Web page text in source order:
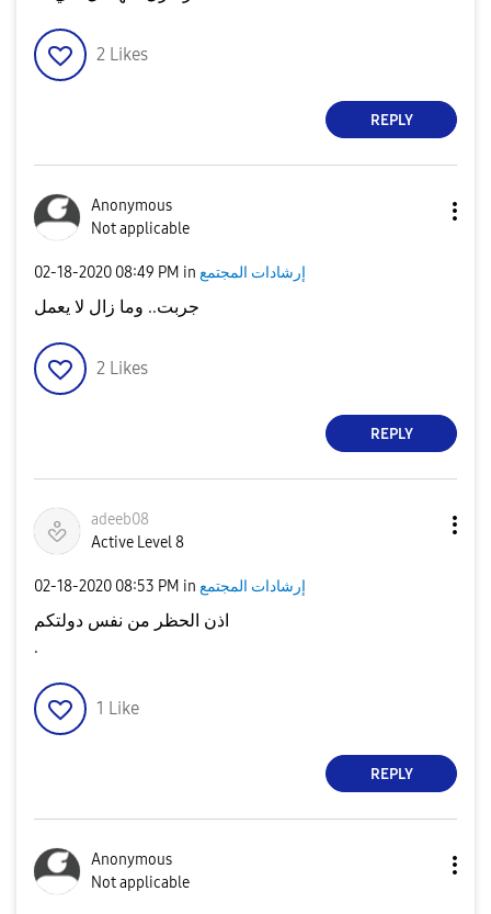
2 Likes
REPLY
Anonymous
Not applicable
‎02-18-2020 08:49 PM in إرشادات المجتمع
جربت.. وما زال لا يعمل
2 Likes
REPLY
adeeb08
Active Level 8
‎02-18-2020 08:53 PM in إرشادات المجتمع
اذن الحظر من نفس دولتكم
.
1 Like
REPLY
Anonymous
Not applicable